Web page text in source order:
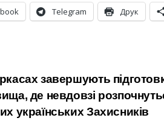
Telegram Друк
завершують
де невдовзі
українських Захисників